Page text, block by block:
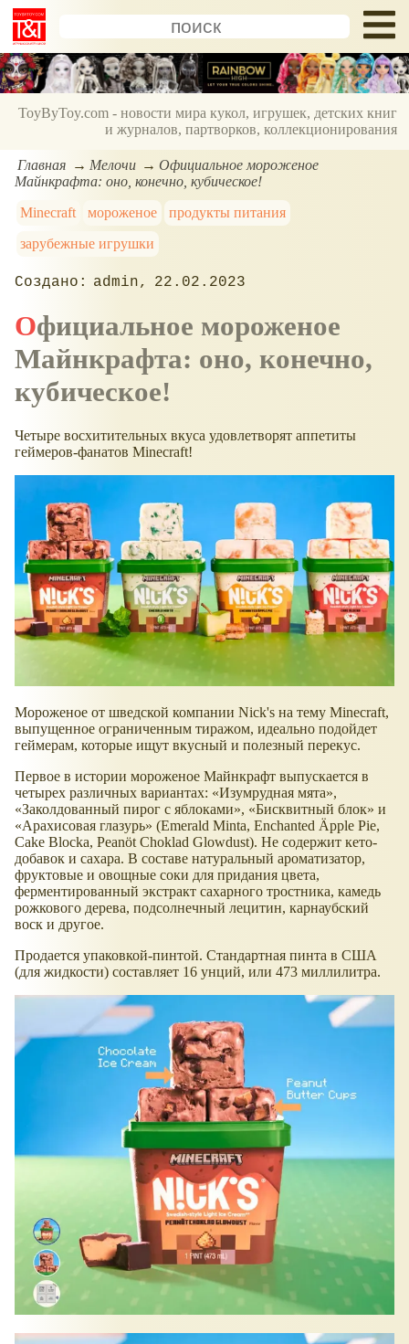
ToyByToy.com - новости мира кукол, игрушек, детских книг
и журналов, партворков, коллекционирования
Главная Мелочи
Официальное мороженое
Майнкрафта: оно, конечно, кубическое!
Minecraft
мороженое
продукты питания
зарубежные игрушки
admin 22.02.2023
Официальное мороженое
Майнкрафта: оно, конечно,
кубическое!
Четыре восхитительных вкуса удовлетворят аппетиты
геймеров-фанатов Minecraft!
Мороженое от шведской компании Nick's на тему Minecraft,
выпущенное ограниченным тиражом, идеально подойдет
геймерам, которые ищут вкусный и полезный перекус.
Первое в истории мороженое Майнкрафт выпускается в
четырех различных вариантах:
Изумрудная мята ,
Заколдованный пирог с яблоками , Бисквитный блок
и
Арахисовая глазурь
(Emerald Minta, Enchanted Äpple Pie,
Cake Blocka, Peanöt Choklad Glowdust). Не содержит кето-
добавок и сахара. В составе натуральный ароматизатор,
фруктовые и овощные соки для придания цвета,
ферментированный экстракт сахарного тростника, камедь
рожкового дерева, подсолнечный лецитин, карнаубский
воск и другое.
Продается упаковкой-пинтой. Стандартная пинта в США
(для жидкости) составляет 16 унций, или 473 миллилитра.